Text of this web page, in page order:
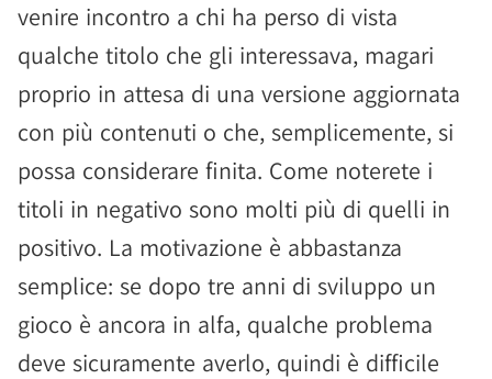
venire incontro a chi ha perso di vista
qualche titolo che gli interessava, magari
proprio in attesa di una versione aggiornata
con più contenuti o che, semplicemente, si
possa considerare finita. Come noterete i
titoli in negativo sono molti più di quelli in
positivo. La motivazione è abbastanza
semplice: se dopo tre anni di sviluppo un
gioco è ancora in alfa, qualche problema
deve sicuramente averlo, quindi è difficile